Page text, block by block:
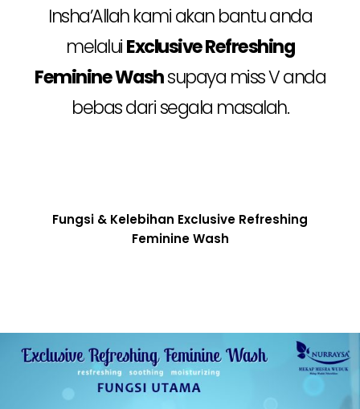
Insha’Allah kami akan bantu anda
melaluiExclusive Refreshing
Feminine Washsupaya miss V anda
bebas dari segala masalah.
Fungsi & Kelebihan Exclusive Refreshing
Feminine Wash